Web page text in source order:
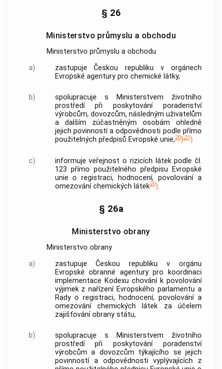
§ 26
Ministerstvo průmyslu a obchodu
Ministerstvo průmyslu a obchodu
a)
zastupuje Českou republiku v orgánech
Evropské agentury pro chemické látky,
b)
spolupracuje s Ministerstvem životního
prostředí při poskytování poradenství
výrobcům, dovozcům, následným uživatelům
a dalším zúčastněným osobám ohledně
jejich povinností a odpovědnosti podle přímo
použitelných předpisů Evropské unie,20),21)
c)
informuje veřejnost o rizicích látek podle čl.
123 přímo použitelného předpisu Evropské
unie o registraci, hodnocení, povolování a
omezování chemických látek20).
§ 26a
Ministerstvo obrany
Ministerstvo obrany
a)
zastupuje Českou republiku v orgánu
Evropské obranné agentury pro koordinaci
implementace Kodexu chování k povolování
výjimek z nařízení Evropského parlamentu a
Rady o registraci, hodnocení, povolování a
omezování chemických látek za účelem
zajišťování obrany státu,
b)
spolupracuje s Ministerstvem životního
prostředí při poskytování poradenství
výrobcům a dovozcům týkajícího se jejich
povinností a odpovědnosti vyplývajících z